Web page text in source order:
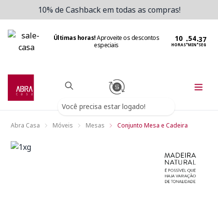
10% de Cashback em todas as compras!
Últimas horas!Aproveite os descontos
especiais
HORAS:MIN:SEG
Você precisa estar logado!
Abra Casa Móveis Mesas Conjunto Mesa e Cadeira